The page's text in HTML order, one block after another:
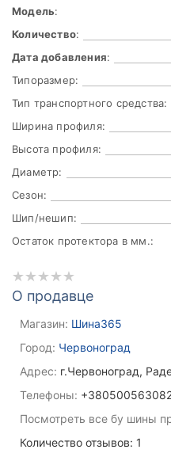
Модель:
Количество:
Дата добавления:
Типоразмер:
Тип транспортного средства:
Ширина профиля:
Высота профиля:
Диаметр:
Сезон:
Шип/нешип:
Остаток протектора в мм.:
О продавце
Магазин: Шина365
Город: Червоноград
Адрес: г.Червоноград,
Телефоны:
Посмотреть все бу шины
Количество отзывов: 1